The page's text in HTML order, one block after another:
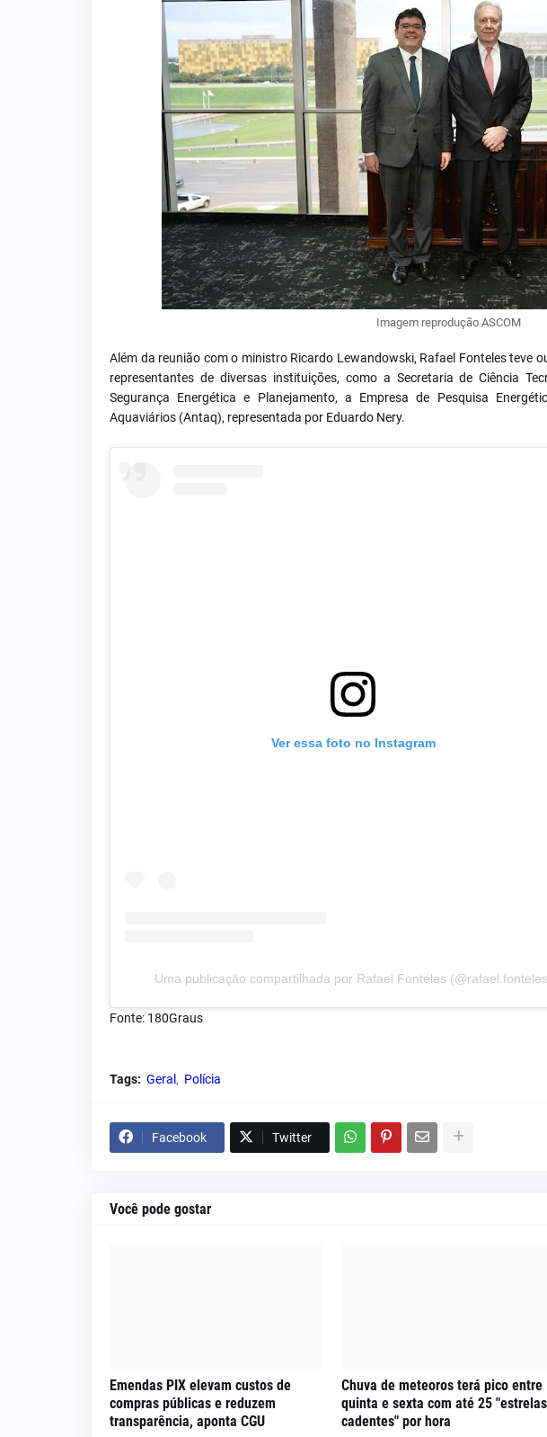
Imagem reprodução ASCOM
Além da reunião com o ministro Ricardo Lewandowski, Rafael Fonteles teve
representantes de diversas instituições, como a Secretaria de Ciência
Segurança Energética e Planejamento, a Empresa de Pesquisa
Aquaviários (Antaq), representada por Eduardo Nery.
Ver essa foto no Instagram
Uma publicação compartilhada por Rafael Fonteles
Fonte: 180Graus
Tags: Geral Polícia
Facebook Twitter
Você pode gostar
Emendas PIX elevam custos de
compras públicas e reduzem
transparência, aponta CGU
Chuva de meteoros terá pico entre
quinta e sexta com até 25 "estrelas
cadentes" por hora